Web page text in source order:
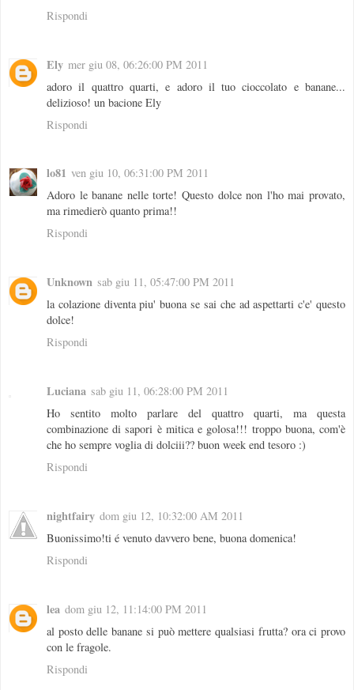
Rispondi
Ely mer giu 08, 06:26:00 PM 2011
adoro il quattro quarti, e adoro il tuo cioccolato e banane...
delizioso! un bacione Ely
Rispondi
lo81 ven giu 10, 06:31:00 PM 2011
Adoro le banane nelle torte! Questo dolce non l'ho mai provato,
ma rimedierò quanto prima!!
Rispondi
Unknown sab giu 11, 05:47:00 PM 2011
la colazione diventa piu' buona se sai che ad aspettarti c'e' questo
dolce!
Rispondi
Luciana sab giu 11, 06:28:00 PM 2011
Ho sentito molto parlare del quattro quarti, ma questa
combinazione di sapori è mitica e golosa!!! troppo buona, com'è
che ho sempre voglia di dolciii?? buon week end tesoro :)
Rispondi
nightfairy dom giu 12, 10:32:00 AM 2011
Buonissimo!ti é venuto davvero bene, buona domenica!
Rispondi
lea dom giu 12, 11:14:00 PM 2011
al posto delle banane si può mettere qualsiasi frutta? ora ci provo
con le fragole.
Rispondi